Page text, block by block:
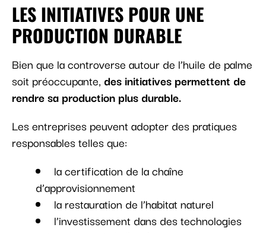
LES INITIATIVES POUR UNE
PRODUCTION DURABLE
Bien que la controverse autour de l’huile de palme
soit préoccupante, des initiatives permettent de
rendre sa production plus durable.
Les entreprises peuvent adopter des pratiques
responsables telles que:
la certification de la chaîne
d’approvisionnement
la restauration de l’habitat naturel
l’investissement dans des technologies